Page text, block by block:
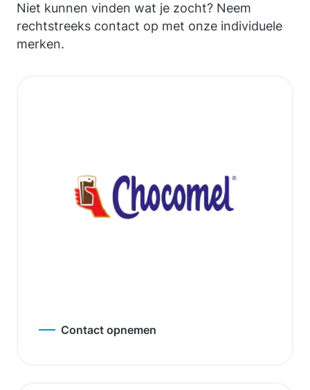
Niet kunnen vinden wat je zocht? Neem
rechtstreeks contact op met onze individuele
merken.
Contact opnemen